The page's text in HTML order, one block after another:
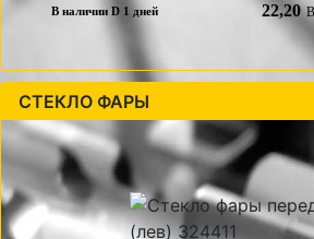
В наличии D 1 дней 22,20
СТЕКЛО ФАРЫ